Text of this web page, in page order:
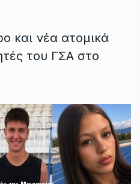
και νέα ατομικά
του ΓΣΑ στο